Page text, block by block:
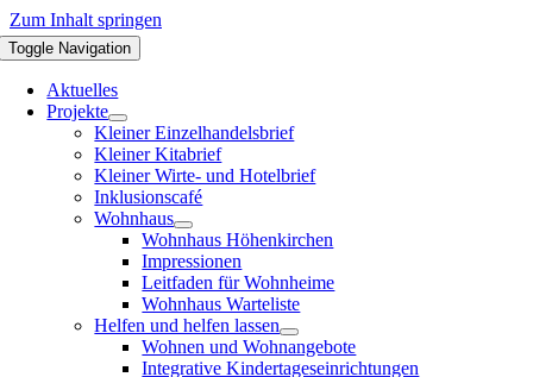
Zum Inhalt springen
Toggle Navigation
Aktuelles
Projekte
Kleiner Einzelhandelsbrief
Kleiner Kitabrief
Kleiner Wirte- und Hotelbrief
Inklusionscafé
Wohnhaus
Wohnhaus Höhenkirchen
Impressionen
Leitfaden für Wohnheime
Wohnhaus Warteliste
Helfen und helfen lassen
Wohnen und Wohnangebote
Integrative Kindertageseinrichtungen